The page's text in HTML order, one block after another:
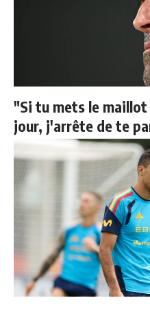
"Si tu mets le maillot
jour, j'arrête de te